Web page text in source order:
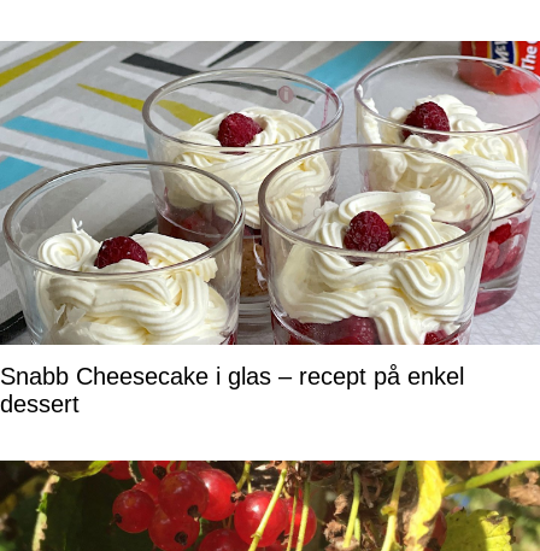
Snabb Cheesecake i glas – recept på enkel
dessert